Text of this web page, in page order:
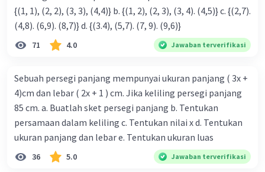
{(1, 1), (2, 2), (3, 3), (4,4)} b. {(1, 2), (2, 3), (3, 4). (4,5)} c. {(2,7).
(4,8). (6,9). (8,7)} d. {(3.4), (5,7). (7, 9). (9,6)}
71 4.0 Jawaban terverifikasi
Sebuah persegi panjang mempunyai ukuran panjang ( 3x +
4)cm dan lebar ( 2x + 1 ) cm. Jika keliling persegi panjang
85 cm. a. Buatlah sket persegi panjang b. Tentukan
persamaan dalam keliling c. Tentukan nilai x d. Tentukan
ukuran panjang dan lebar e. Tentukan ukuran luas
36 5.0 Jawaban terverifikasi